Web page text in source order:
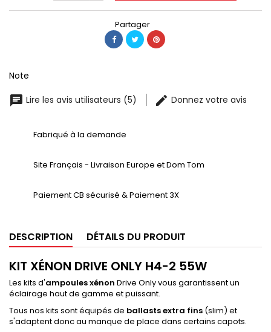
Partager
Note
Lire les avis utilisateurs (5)
Donnez votre avis
Fabriqué à la demande
Site Français - Livraison Europe et Dom Tom
Paiement CB sécurisé & Paiement 3X
DESCRIPTION DÉTAILS DU PRODUIT
KIT XÉNON DRIVE ONLY H4-2 55W
Les kits d'ampoules xénon Drive Only vous garantissent un
éclairage haut de gamme et puissant.
Tous nos kits sont équipés de ballasts extra fins (slim) et
s'adaptent donc au manque de place dans certains capots.